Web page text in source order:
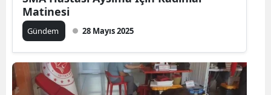
Matinesi
Gündem 28 Mayıs 2025